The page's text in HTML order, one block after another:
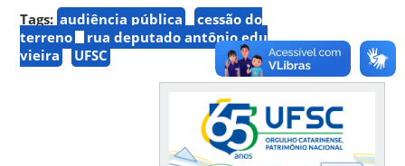
Tags: audiência pública
cessão do
terreno
rua deputado antônio edu
vieira
UFSC